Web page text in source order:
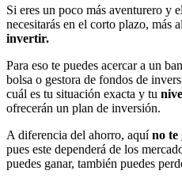
Si eres un poco más aventurero y
necesitarás en el corto plazo, más
invertir.
Para eso te puedes acercar a un
bolsa o gestora de fondos de
cuál es tu situación exacta y tu
ofrecerán un plan de inversión.
A diferencia del ahorro, aquíno te
pues este dependerá de los
puedes ganar, también puedes